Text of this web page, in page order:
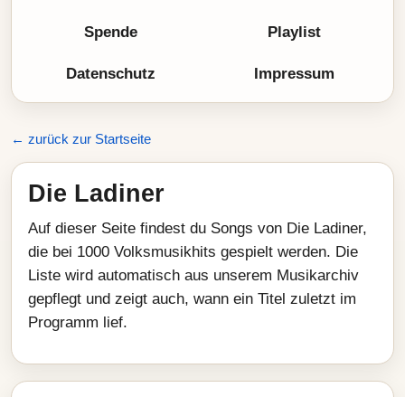
Spende Playlist
Datenschutz Impressum
← zurück zur Startseite
Die Ladiner
Auf dieser Seite findest du Songs von Die Ladiner,
die bei 1000 Volksmusikhits gespielt werden. Die
Liste wird automatisch aus unserem Musikarchiv
gepflegt und zeigt auch, wann ein Titel zuletzt im
Programm lief.